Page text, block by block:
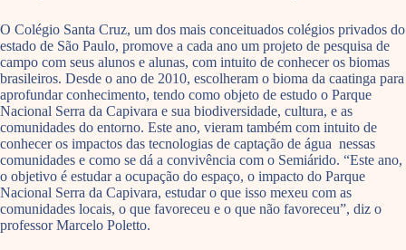
O Colégio Santa Cruz, um dos mais conceituados colégios privados do
estado de São Paulo, promove a cada ano um projeto de pesquisa de
campo com seus alunos e alunas, com intuito de conhecer os biomas
brasileiros. Desde o ano de 2010, escolheram o bioma da caatinga para
aprofundar conhecimento, tendo como objeto de estudo o Parque
Nacional Serra da Capivara e sua biodiversidade, cultura, e as
comunidades do entorno. Este ano, vieram também com intuito de
conhecer os impactos das tecnologias de captação de água nessas
comunidades e como se dá a convivência com o Semiárido. “Este ano,
o objetivo é estudar a ocupação do espaço, o impacto do Parque
Nacional Serra da Capivara, estudar o que isso mexeu com as
comunidades locais, o que favoreceu e o que não favoreceu”, diz o
professor Marcelo Poletto.